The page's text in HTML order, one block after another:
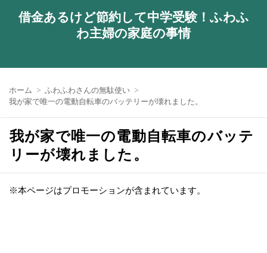
借金あるけど節約して中学受験！ふわふ
わ主婦の家庭の事情
ホーム
ふわふわさんの無駄使い
我が家で唯一の電動自転車のバッテリーが壊れました。
我が家で唯一の電動自転車のバッテ
リーが壊れました。
※本ページはプロモーションが含まれています。